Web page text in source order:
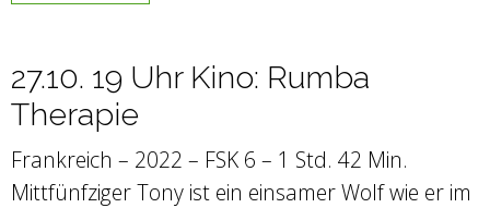
27.10. 19 Uhr Kino: Rumba
Therapie
Frankreich – 2022 – FSK 6 – 1 Std. 42 Min.
Mittfünfziger Tony ist ein einsamer Wolf wie er im